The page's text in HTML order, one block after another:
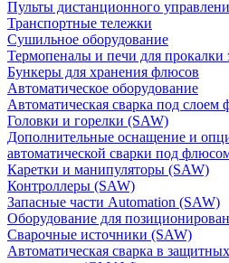
Пульты дистанционного
Транспортные тележки
Сушильное оборудование
Термопеналы и печи для прокалки
Бункеры для хранения флюсов
Автоматическое оборудование
Автоматическая сварка под слоем
Головки и горелки (SAW)
Дополнительные оснащение и
автоматической сварки под
Каретки и манипуляторы (SAW)
Контроллеры (SAW)
Запасные части Automation (SAW)
Оборудование для
Сварочные источники (SAW)
Автоматическая сварка в